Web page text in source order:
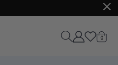
0varer